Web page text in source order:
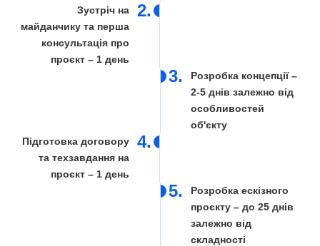
2.
Зустріч на
майданчику та перша
консультація про
проєкт – 1 день
3.
Розробка концепції –
2-5 днів залежно від
особливостей
об'єкту
4.
Підготовка договору
та техзавдання на
проєкт – 1 день
5.
Розробка ескізного
проєкту – до 25 днів
залежно від
складності